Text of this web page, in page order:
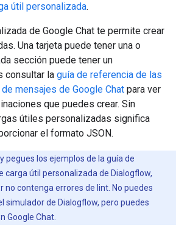
útil personalizada.
de Google Chat te permite crear
Una tarjeta puede tener una o
sección puede tener un
consultar la guía de referencia de las
mensajes de Google Chat para ver
que puedes crear. Sin
útiles personalizadas significa
el formato JSON.
pegues los ejemplos de la guía de
carga útil personalizada de Dialogflow,
no contenga errores de lint. No puedes
simulador de Dialogflow, pero puedes
Google Chat.